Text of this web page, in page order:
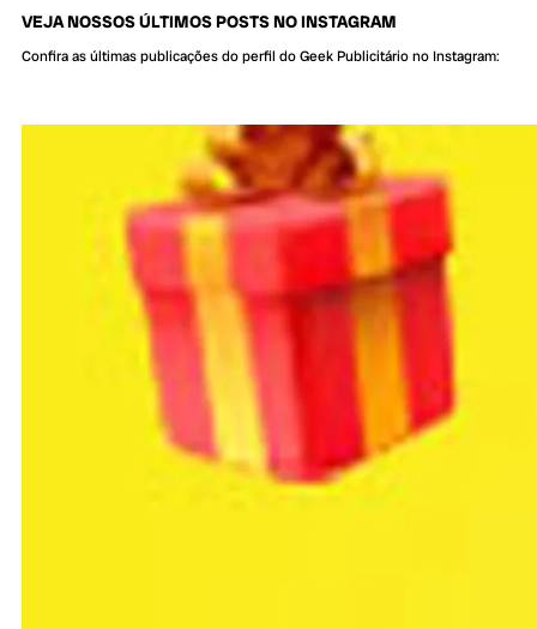
VEJA NOSSOS ÚLTIMOS POSTS NO INSTAGRAM
Confira as últimas publicações do perfil do Geek Publicitário no Instagram: